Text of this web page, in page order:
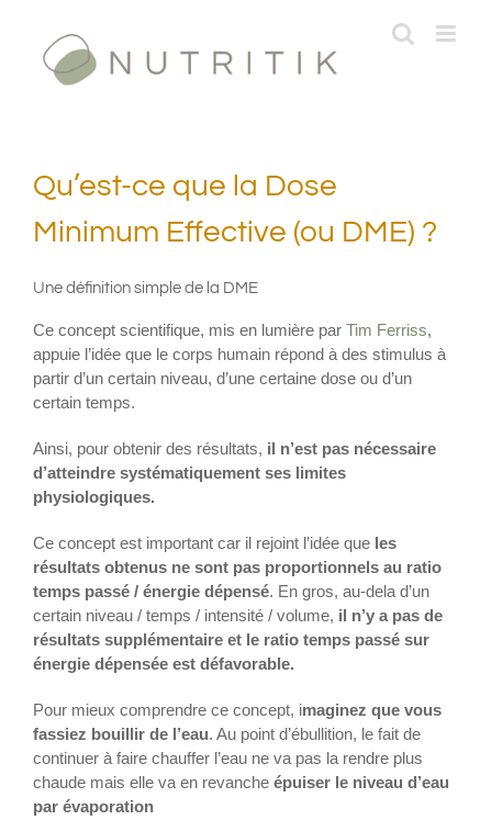
contenu
Qu’est-ce que la Dose
Minimum Effective (ou DME) ?
Une définition simple de la DME
Ce concept scientifique, mis en lumière par Tim Ferriss,
appuie l’idée que le corps humain répond à des stimulus à
partir d’un certain niveau, d’une certaine dose ou d’un
certain temps.
Ainsi, pour obtenir des résultats, il n’est pas nécessaire
d’atteindre systématiquement ses limites
physiologiques.
Ce concept est important car il rejoint l’idée que les
résultats obtenus ne sont pas proportionnels au ratio
temps passé / énergie dépensé. En gros, au-dela d’un
certain niveau / temps / intensité / volume, il n’y a pas de
résultats supplémentaire et le ratio temps passé sur
énergie dépensée est défavorable.
Pour mieux comprendre ce concept, imaginez que vous
fassiez bouillir de l’eau. Au point d’ébullition, le fait de
continuer à faire chauffer l’eau ne va pas la rendre plus
chaude mais elle va en revanche épuiser le niveau d’eau
par évaporation